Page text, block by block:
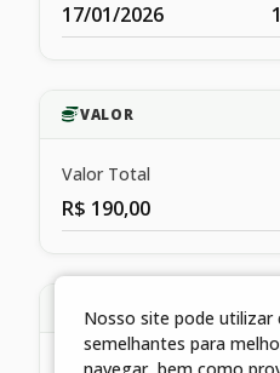
17/01/2026 1
VALOR
Valor Total
R$ 190,00
HISTÓRICO
Nosso site pode utilizar
semelhantes para